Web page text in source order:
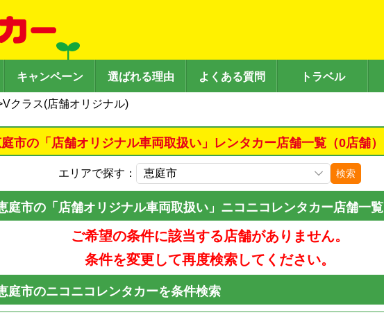
キャンペーン 選ばれる理由 よくある質問 トラベル
Vクラス(店舗オリジナル)
市の「店舗オリジナル車両取扱い」レンタカー店舗一覧（0店舗）
エリアで探す： 検索
庭市の「店舗オリジナル車両取扱い」ニコニコレンタカー店舗一覧
ご希望の条件に該当する店舗がありません。
条件を変更して再度検索してください。
庭市のニコニコレンタカーを条件検索